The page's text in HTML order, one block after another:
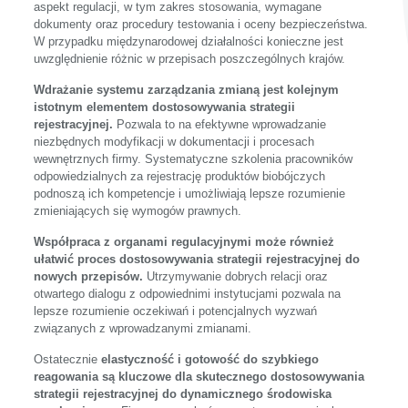
aspekt regulacji, w tym zakres stosowania, wymagane
dokumenty oraz procedury testowania i oceny bezpieczeństwa.
W przypadku międzynarodowej działalności konieczne jest
uwzględnienie różnic w przepisach poszczególnych krajów.
Wdrażanie systemu zarządzania zmianą jest kolejnym
istotnym elementem dostosowywania strategii
rejestracyjnej. Pozwala to na efektywne wprowadzanie
niezbędnych modyfikacji w dokumentacji i procesach
wewnętrznych firmy. Systematyczne szkolenia pracowników
odpowiedzialnych za rejestrację produktów biobójczych
podnoszą ich kompetencje i umożliwiają lepsze rozumienie
zmieniających się wymogów prawnych.
Współpraca z organami regulacyjnymi może również
ułatwić proces dostosowywania strategii rejestracyjnej do
nowych przepisów. Utrzymywanie dobrych relacji oraz
otwartego dialogu z odpowiednimi instytucjami pozwala na
lepsze rozumienie oczekiwań i potencjalnych wyzwań
związanych z wprowadzanymi zmianami.
Ostatecznie elastyczność i gotowość do szybkiego
reagowania są kluczowe dla skutecznego dostosowywania
strategii rejestracyjnej do dynamicznego środowiska